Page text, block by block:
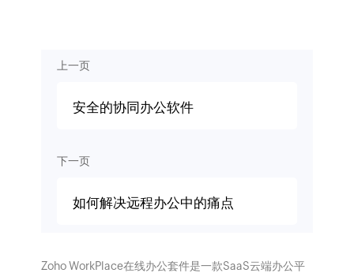
上一页
安全的协同办公软件
下一页
如何解决远程办公中的痛点
Zoho WorkPlace在线办公套件是一款SaaS云端办公平